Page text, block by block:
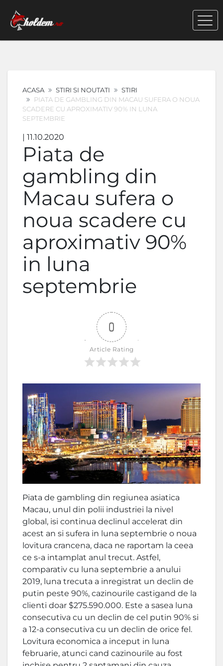
ACASA STIRI SI NOUTATI
STIRI
PIATA DE GAMBLING DIN MACAU SUFERA O NOUA
SCADERE CU APROXIMATIV 90% IN LUNA
SEPTEMBRIE
| 11.10.2020
Piata de
gambling din
Macau sufera o
noua scadere cu
aproximativ 90%
in luna
septembrie
0
Article Rating
Piata de gambling din regiunea asiatica
Macau, unul din polii industriei la nivel
global, isi continua declinul accelerat din
acest an si sufera in luna septembrie o noua
lovitura crancena, daca ne raportam la ceea
ce s-a intamplat anul trecut. Astfel,
comparativ cu luna septembrie a anului
2019, luna trecuta a inregistrat un declin de
putin peste 90%, cazinourile castigand de la
clienti doar $275.590.000. Este a sasea luna
consecutiva cu un declin de cel putin 90% si
a 12-a consecutiva cu un declin de orice fel.
Lovitura economica a inceput in luna
februarie, atunci cand cazinourile au fost